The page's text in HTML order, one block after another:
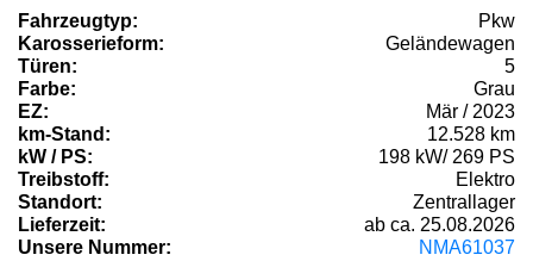
Fahrzeugtyp:
Pkw
Karosserieform:
Geländewagen
Türen:
5
Farbe:
Grau
EZ:
Mär / 2023
km-Stand:
12.528 km
kW / PS:
198 kW/ 269 PS
Treibstoff:
Elektro
Standort:
Zentrallager
Lieferzeit:
ab ca. 25.08.2026
Unsere Nummer:
NMA61037